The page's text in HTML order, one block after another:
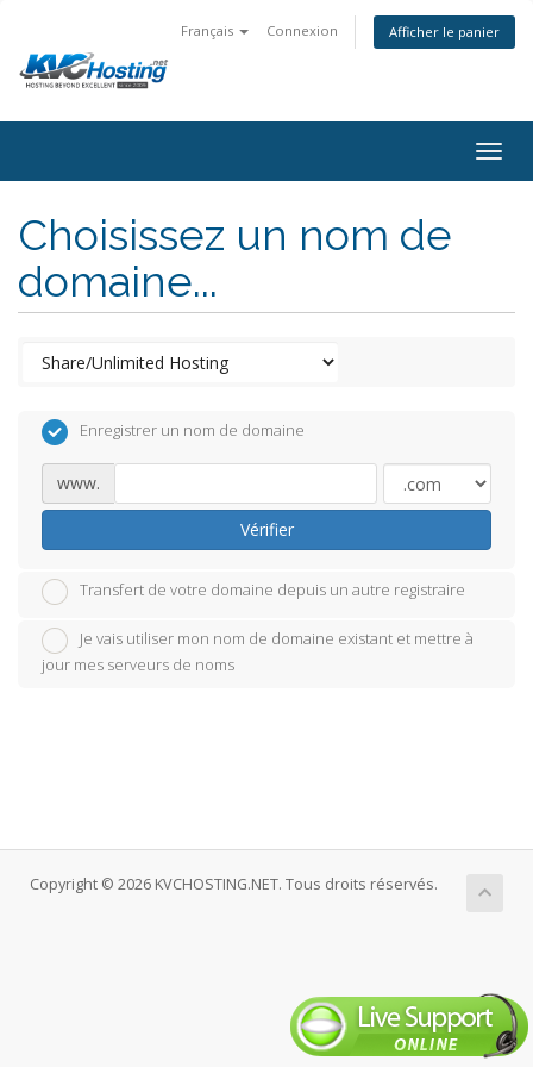
Français Connexion Afficher le panier
Choisissez un nom de
domaine...
Enregistrer un nom de domaine
www.
Vérifier
Transfert de votre domaine depuis un autre registraire
Je vais utiliser mon nom de domaine existant et mettre à
jour mes serveurs de noms
Copyright © 2026 KVCHOSTING.NET. Tous droits réservés.